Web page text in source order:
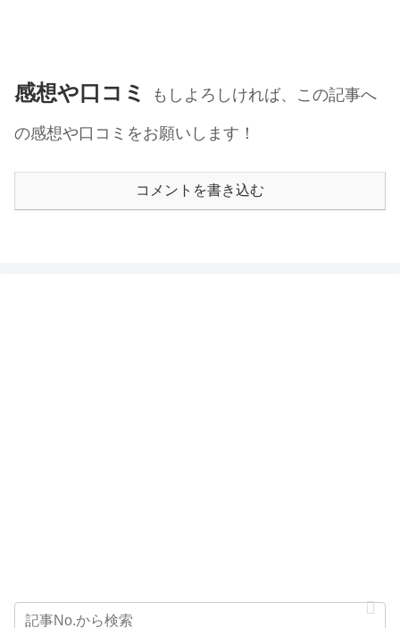
感想や口コミ
もしよろしければ、この記事へ
の感想や口コミをお願いします！
コメントを書き込む